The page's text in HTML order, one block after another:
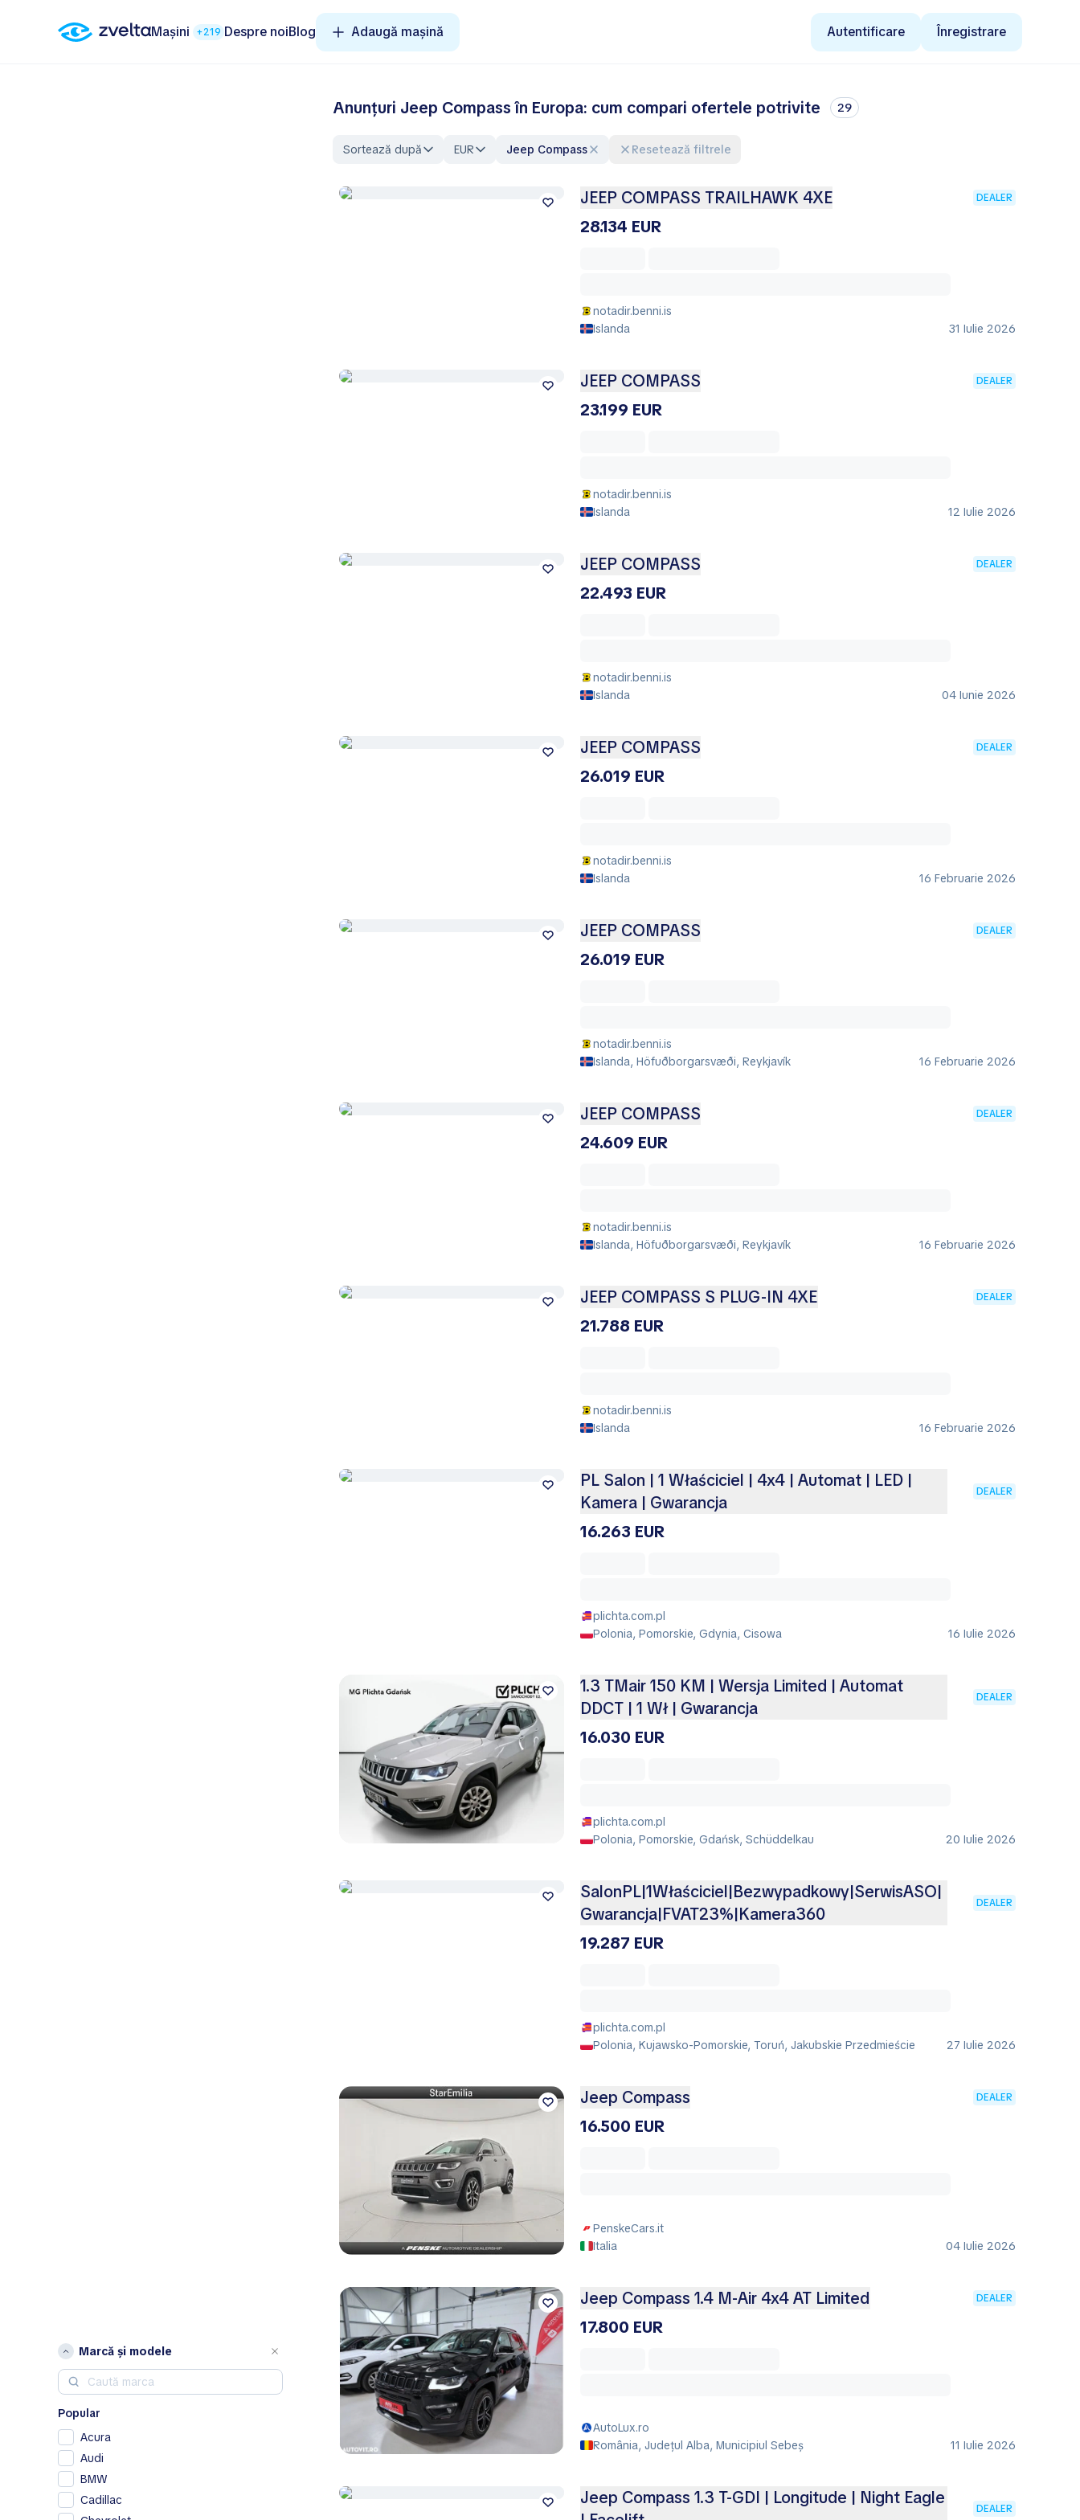
Mașini +219 Despre noiBlog Adaugă mașină Autentificare Înregistrare
Marcă și modele
Popular
Acura
Audi
BMW
Cadillac
Anunțuri Jeep Compass în Europa: cum compari ofertele potrivite 29
Sortează după EUR Jeep Compass Resetează filtrele
JEEP COMPASS TRAILHAWK 4XE DEALER
28.134 EUR
notadir.benni.is
Islanda
31 Iulie 2026
JEEP COMPASS DEALER
23.199 EUR
notadir.benni.is
Islanda
12 Iulie 2026
JEEP COMPASS DEALER
22.493 EUR
notadir.benni.is
Islanda
04 Iunie 2026
JEEP COMPASS DEALER
26.019 EUR
notadir.benni.is
Islanda
16 Februarie 2026
JEEP COMPASS DEALER
26.019 EUR
notadir.benni.is
Islanda, Höfuðborgarsvæði, Reykjavík
16 Februarie 2026
JEEP COMPASS DEALER
24.609 EUR
notadir.benni.is
Islanda, Höfuðborgarsvæði, Reykjavík
16 Februarie 2026
JEEP COMPASS S PLUG-IN 4XE DEALER
21.788 EUR
notadir.benni.is
Islanda
16 Februarie 2026
PL Salon | 1 Właściciel | 4x4 | Automat | LED |
Kamera | Gwarancja
DEALER
16.263 EUR
plichta.com.pl
Polonia, Pomorskie, Gdynia, Cisowa
16 Iulie 2026
1.3 TMair 150 KM | Wersja Limited | Automat
DDCT | 1 Wł | Gwarancja
DEALER
16.030 EUR
plichta.com.pl
Polonia, Pomorskie, Gdańsk, Schüddelkau
20 Iulie 2026
SalonPL|1Właściciel|Bezwypadkowy|SerwisASO|
Gwarancja|FVAT23%|Kamera360
DEALER
19.287 EUR
plichta.com.pl
Polonia, Kujawsko-Pomorskie, Toruń, Jakubskie Przedmieście
27 Iulie 2026
Jeep Compass DEALER
16.500 EUR
PenskeCars.it
Italia
04 Iulie 2026
Jeep Compass 1.4 M-Air 4x4 AT Limited DEALER
17.800 EUR
AutoLux.ro
România, Județul Alba, Municipiul Sebeş
11 Iulie 2026
Jeep Compass 1.3 T-GDI | Longitude | Night Eagle
DEALER